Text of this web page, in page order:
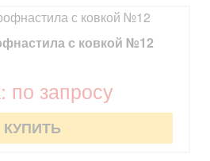
с ковкой №12
по запросу
КУПИТЬ